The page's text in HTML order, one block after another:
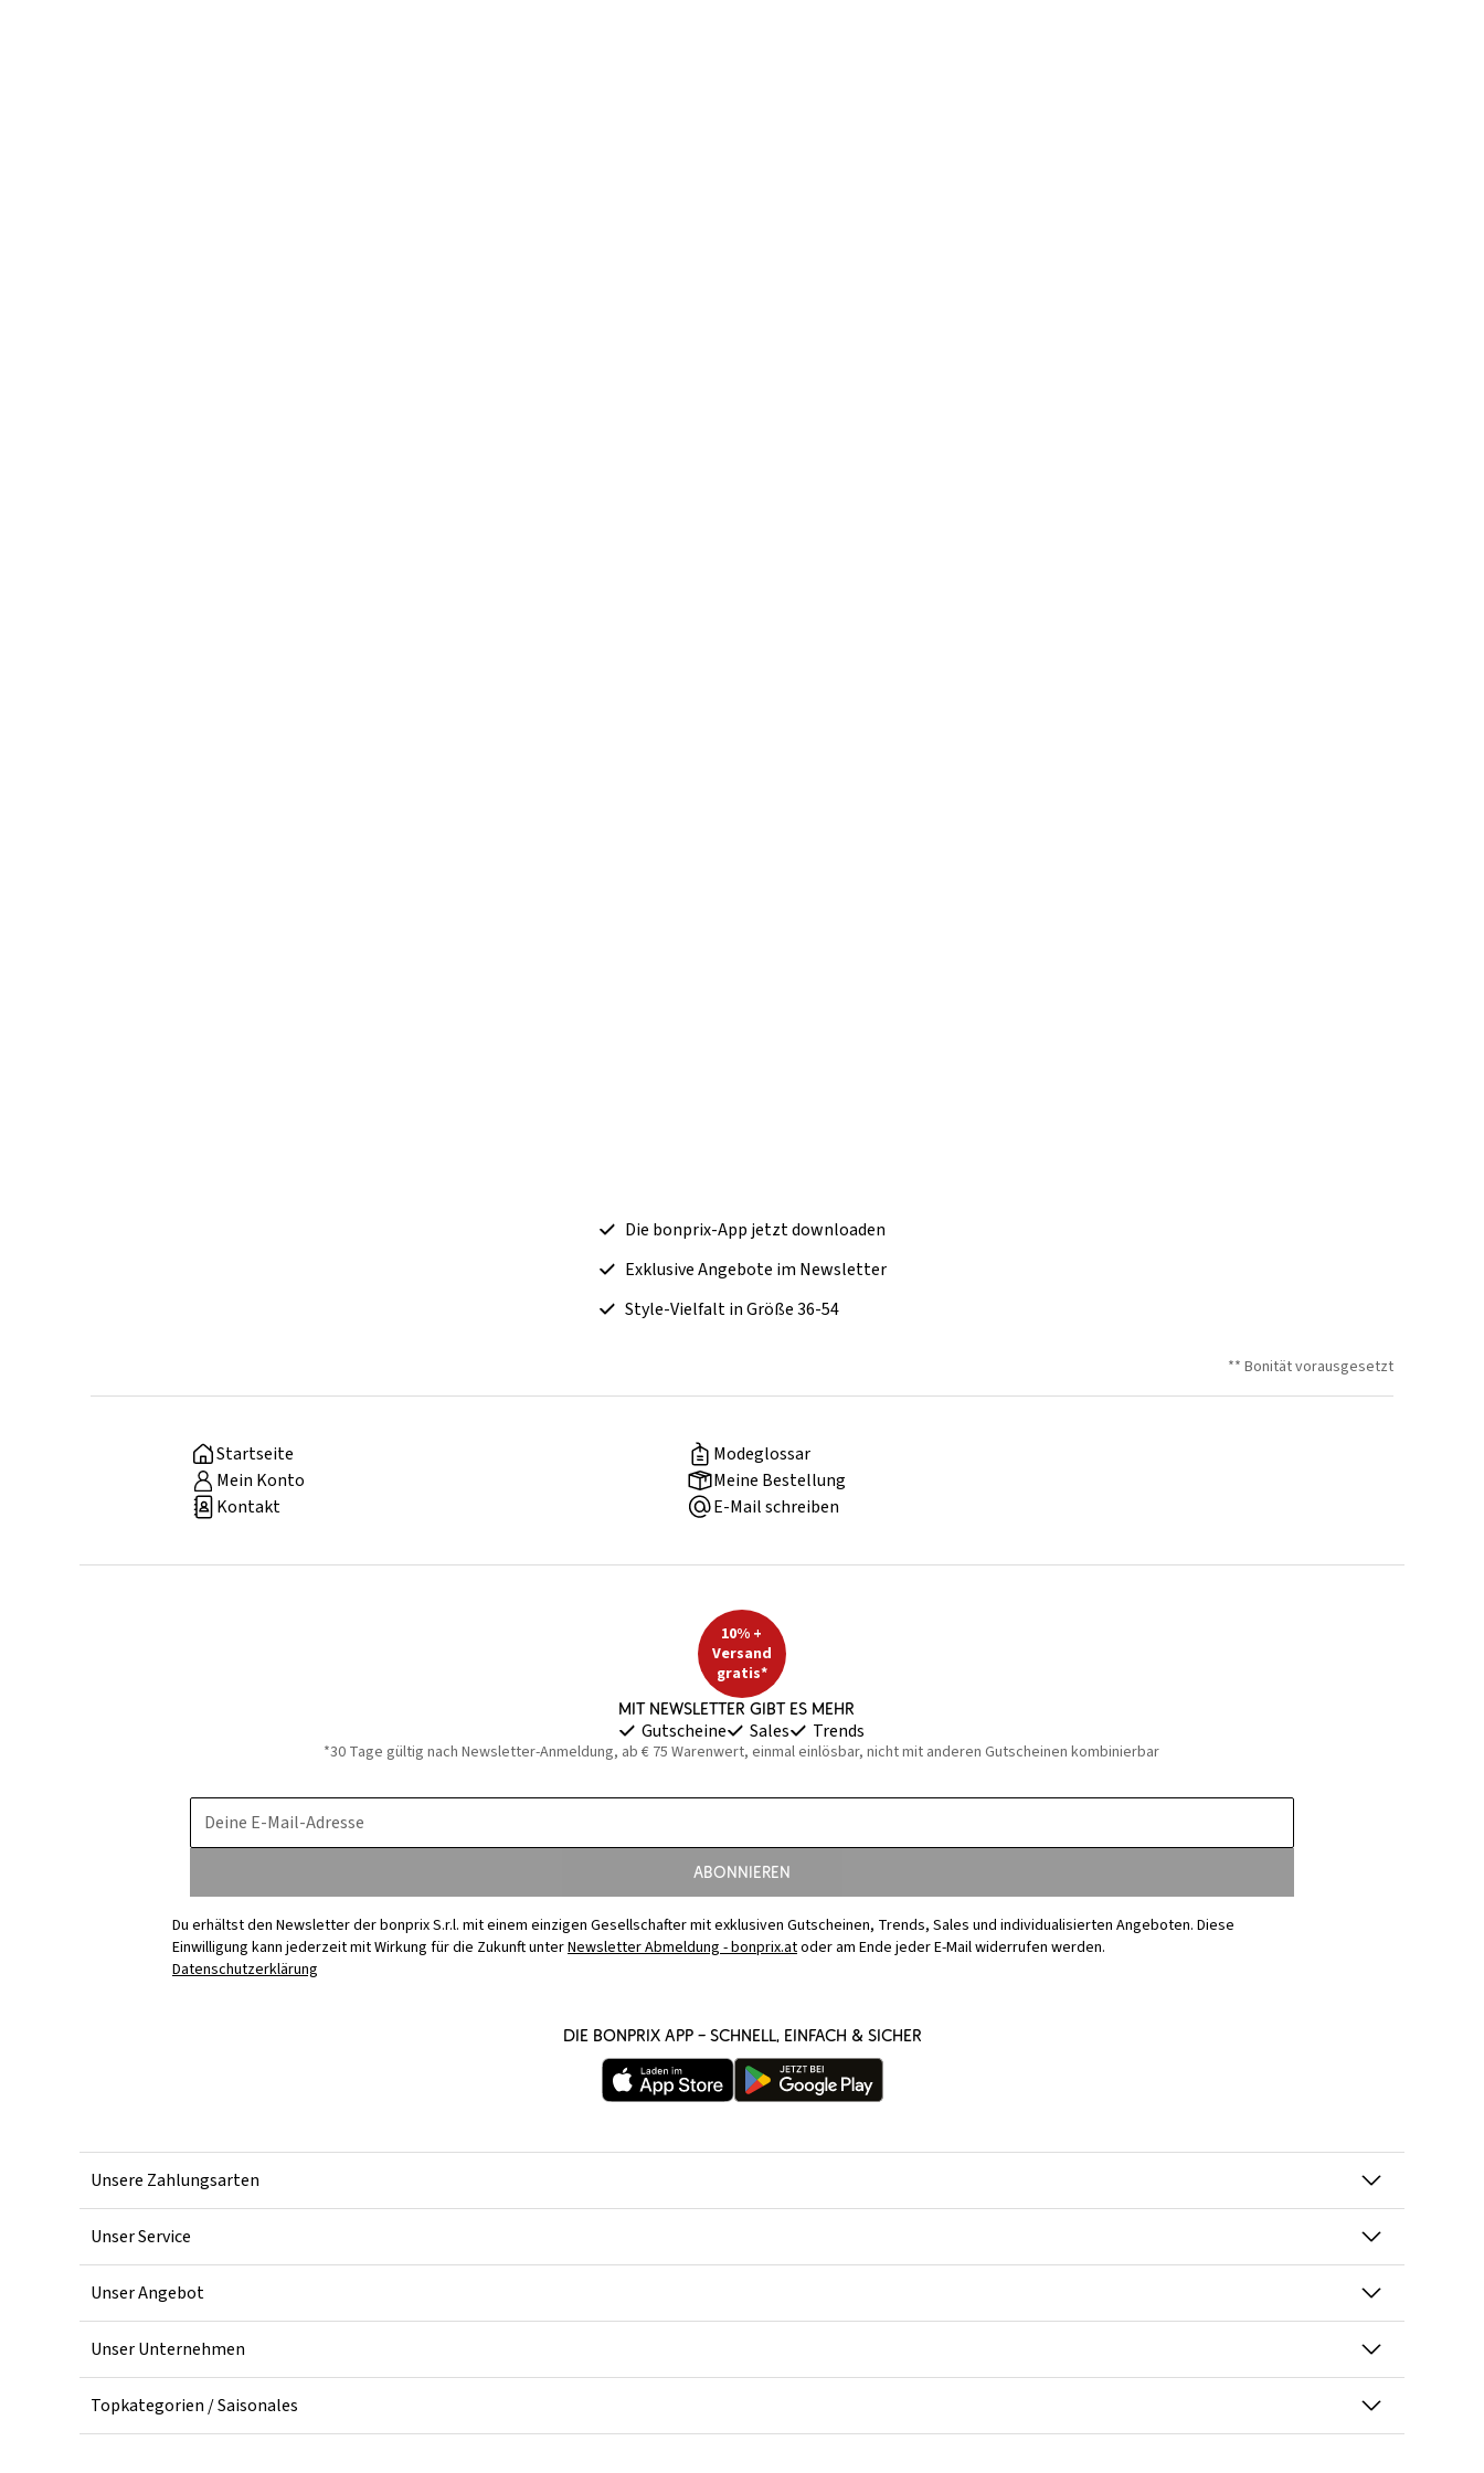
Die bonprix-App jetzt downloaden
Exklusive Angebote im Newsletter
Style-Vielfalt in Größe 36-54
** Bonität vorausgesetzt
Startseite
Modeglossar
Mein Konto
Meine Bestellung
Kontakt
E-Mail schreiben
10% +
Versand
gratis*
Mit Newsletter gibt es mehr
Gutscheine Sales Trends
*30 Tage gültig nach Newsletter-Anmeldung, ab € 75 Warenwert, einmal einlösbar, nicht mit anderen Gutscheinen kombinierbar
Deine E-Mail-Adresse
Abonnieren
Du erhältst den Newsletter der bonprix S.r.l. mit einem einzigen Gesellschafter mit exklusiven Gutscheinen, Trends, Sales und individualisierten Angeboten. Diese
Einwilligung kann jederzeit mit Wirkung für die Zukunft unterNewsletter Abmeldung - bonprix.atoder am Ende jeder E-Mail widerrufen werden.
Datenschutzerklärung
Die bonprix App – schnell, einfach & sicher
Unsere Zahlungsarten
Unser Service
Unser Angebot
Unser Unternehmen
Topkategorien / Saisonales